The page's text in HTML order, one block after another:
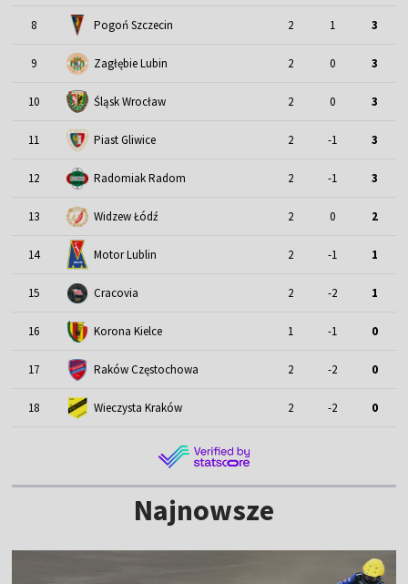
8 Pogoń Szczecin 2 1 3
9 Zagłębie Lubin 2 0 3
10 Śląsk Wrocław 2 0 3
11 Piast Gliwice 2 -1 3
12 Radomiak Radom 2 -1 3
13 Widzew Łódź 2 0 2
14 Motor Lublin 2 -1 1
15 Cracovia 2 -2 1
16 Korona Kielce 1 -1 0
17 Raków Częstochowa 2 -2 0
18 Wieczysta Kraków 2 -2 0
Najnowsze